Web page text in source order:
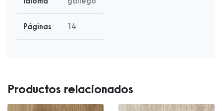
Páginas 14
Productos relacionados